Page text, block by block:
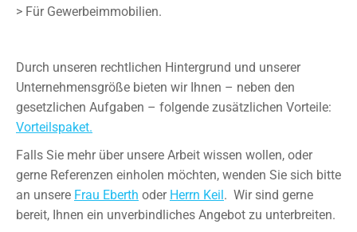
> Für Gewerbeimmobilien.
Durch unseren rechtlichen Hintergrund und unserer
Unternehmensgröße bieten wir Ihnen – neben den
gesetzlichen Aufgaben – folgende zusätzlichen Vorteile:
Vorteilspaket.
Falls Sie mehr über unsere Arbeit wissen wollen, oder
gerne Referenzen einholen möchten, wenden Sie sich bitte
an unsere Frau Eberth oder Herrn Keil. Wir sind gerne
bereit, Ihnen ein unverbindliches Angebot zu unterbreiten.